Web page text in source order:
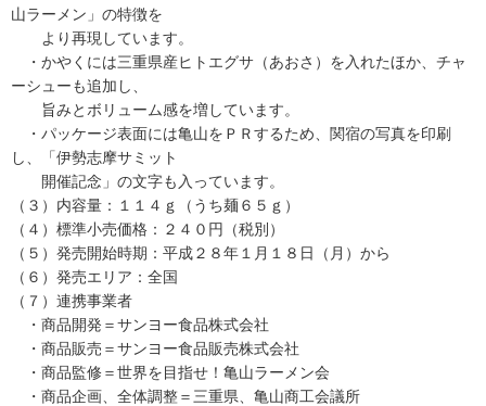
山ラーメン」の特徴を
より再現しています。
・かやくには三重県産ヒトエグサ（あおさ）を入れたほか、チャ
ーシューも追加し、
旨みとボリューム感を増しています。
・パッケージ表面には亀山をＰＲするため、関宿の写真を印刷
し、「伊勢志摩サミット
開催記念」の文字も入っています。
（３）内容量：１１４ｇ（うち麺６５ｇ）
（４）標準小売価格：２４０円（税別）
（５）発売開始時期：平成２８年１月１８日（月）から
（６）発売エリア：全国
（７）連携事業者
・商品開発＝サンヨー食品株式会社
・商品販売＝サンヨー食品販売株式会社
・商品監修＝世界を目指せ！亀山ラーメン会
・商品企画、全体調整＝三重県、亀山商工会議所